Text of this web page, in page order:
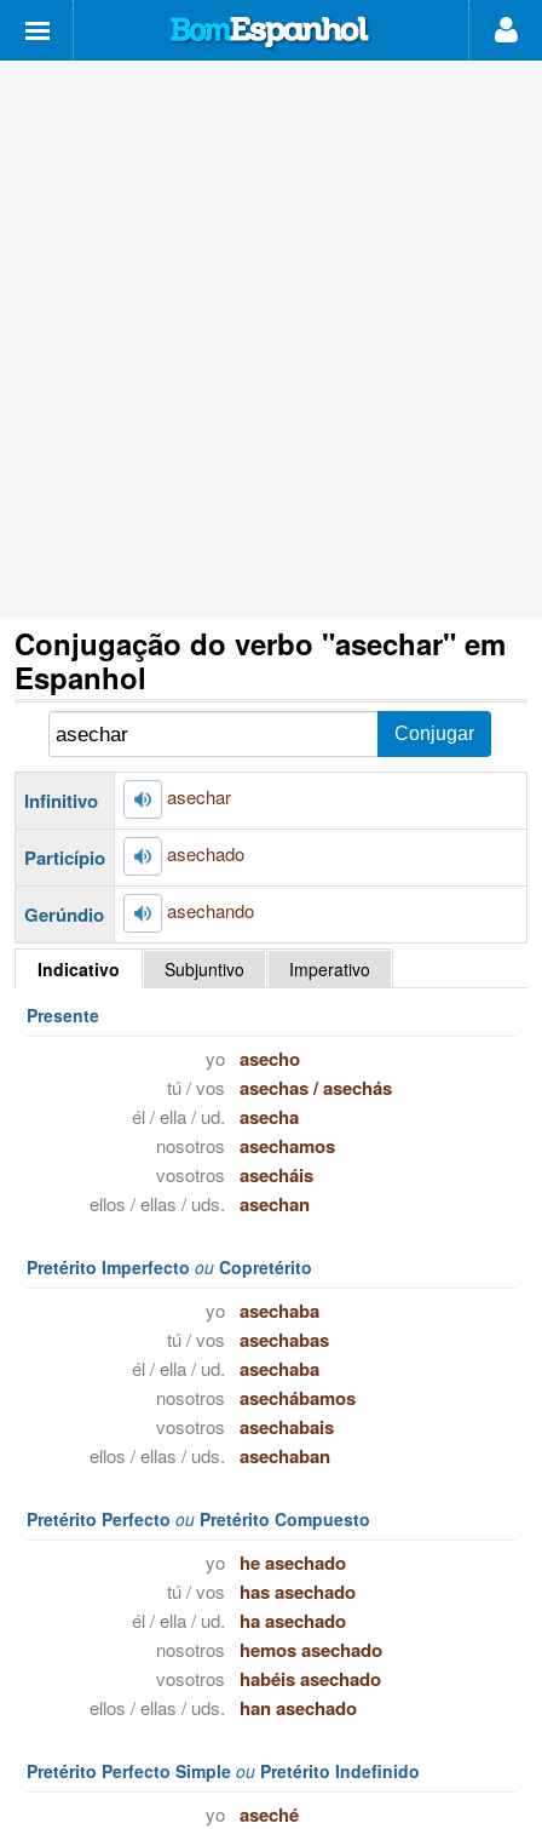
Conjugação do verbo "asechar" em
Espanhol
Infinitivo asechar
Particípio asechado
Gerúndio asechando
Indicativo Subjuntivo
Imperativo
Presente
yo asecho
tú / vos asechas/asechás
él / ella / ud. asecha
nosotros asechamos
vosotros asecháis
ellos / ellas / uds. asechan
Pretérito Imperfecto ou Copretérito
yo asechaba
tú / vos asechabas
él / ella / ud. asechaba
nosotros asechábamos
vosotros asechabais
ellos / ellas / uds. asechaban
Pretérito Perfecto ou Pretérito Compuesto
yo he asechado
tú / vos has asechado
él / ella / ud. ha asechado
nosotros hemos asechado
vosotros habéis asechado
ellos / ellas / uds. han asechado
Pretérito Perfecto Simple ou Pretérito Indefinido
yo aseché